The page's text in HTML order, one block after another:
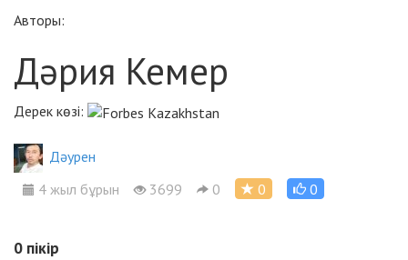
Авторы:
Дәрия Кемер
Дерек көзі:
Дәурен
4 жыл бұрын
3699 0 0 0
0 пікір